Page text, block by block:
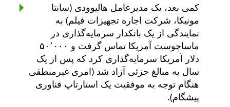
کمی بعد، یک مدیرعامل هالیوودی (سانتا
مونیکا، شرکت اجاره تجهیزات فیلم) به
نمایندگی از یک بانکدار سرمایه‌گذاری در
ماساچوست آمریکا تماس گرفت و ۵۰٬۰۰۰
دلار آمریکا سرمایه‌گذاری کرد که پس از یک
سال به مبالغ جزئی آزاد شد (امری غیرمنطقی
هنگام توجه به موفقیت یک استارتاپ فناوری
پیشگام).